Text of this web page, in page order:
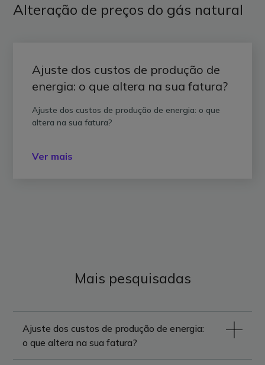
Alteração de preços do gás natural
Ajuste dos custos de produção de
energia: o que altera na sua fatura?
Ajuste dos custos de produção de energia: o que
altera na sua fatura?
Ver mais
Mais pesquisadas
Ajuste dos custos de produção de energia:
o que altera na sua fatura?